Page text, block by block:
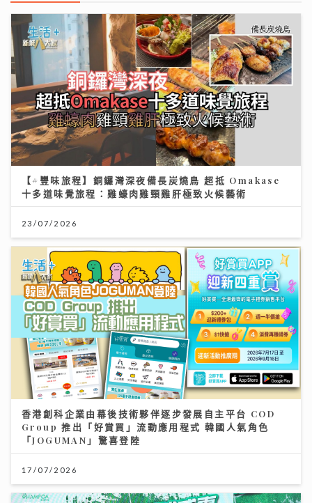
【#豐味旅程】銅鑼灣深夜備長炭燒鳥 超抵 Omakase
十多道味覺旅程：雞蠔肉雞頸雞肝極致火候藝術
23/07/2026
香港創科企業由幕後技術夥伴逐步發展自主平台 COD
Group 推出「好賞買」流動應用程式 韓國人氣角色
「JOGUMAN」驚喜登陸
17/07/2026